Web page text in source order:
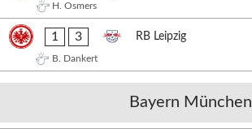
H. Osmers
1 3 RB Leipzig
B. Dankert
Bayern München